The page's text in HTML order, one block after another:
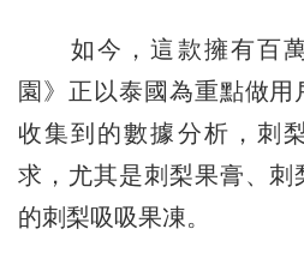
如今，這款擁有百萬
園》正以泰國為重點做
收集到的數據分析，刺
求，尤其是刺梨果膏、刺
的刺梨吸吸果凍。